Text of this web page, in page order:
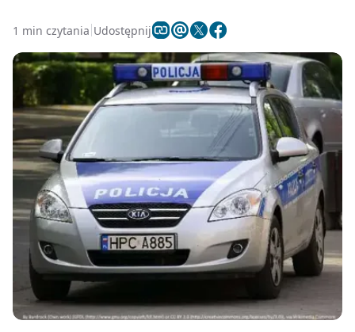
1 min czytania Udostępnij